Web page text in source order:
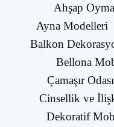
Ahşap
Ayna Modelleri
Balkon
Bellona
Çamaşır Odası
Cinsellik ve
Dekoratif